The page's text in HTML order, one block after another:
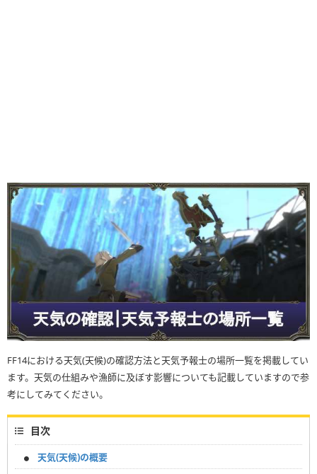
FF14における天気(天候)の確認方法と天気予報士の場所一覧を掲載してい
ます。天気の仕組みや漁師に及ぼす影響についても記載していますので参
考にしてみてください。
目次
天気(天候)の概要